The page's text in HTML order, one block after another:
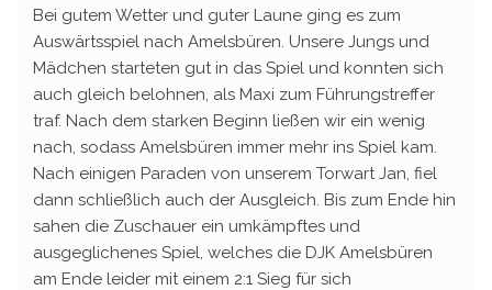
Bei gutem Wetter und guter Laune ging es zum
Auswärtsspiel nach Amelsbüren. Unsere Jungs und
Mädchen starteten gut in das Spiel und konnten sich
auch gleich belohnen, als Maxi zum Führungstreffer
traf. Nach dem starken Beginn ließen wir ein wenig
nach, sodass Amelsbüren immer mehr ins Spiel kam.
Nach einigen Paraden von unserem Torwart Jan, fiel
dann schließlich auch der Ausgleich. Bis zum Ende hin
sahen die Zuschauer ein umkämpftes und
ausgeglichenes Spiel, welches die DJK Amelsbüren
am Ende leider mit einem 2:1 Sieg für sich